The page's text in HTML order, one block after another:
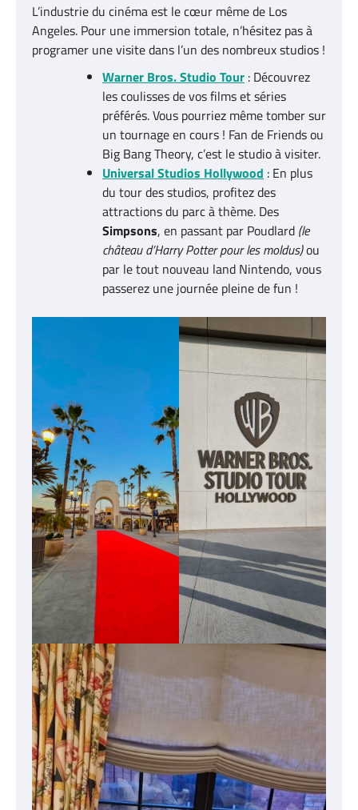
L’industrie du cinéma est le cœur même de Los
Angeles. Pour une immersion totale, n’hésitez pas à
programer une visite dans l’un des nombreux studios !
Warner Bros. Studio Tour : Découvrez
les coulisses de vos films et séries
préférés. Vous pourriez même tomber sur
un tournage en cours ! Fan de Friends ou
Big Bang Theory, c’est le studio à visiter.
Universal Studios Hollywood : En plus
du tour des studios, profitez des
attractions du parc à thème. Des
Simpsons, en passant par Poudlard (le
château d’Harry Potter pour les moldus)ou
par le tout nouveau land Nintendo, vous
passerez une journée pleine de fun !